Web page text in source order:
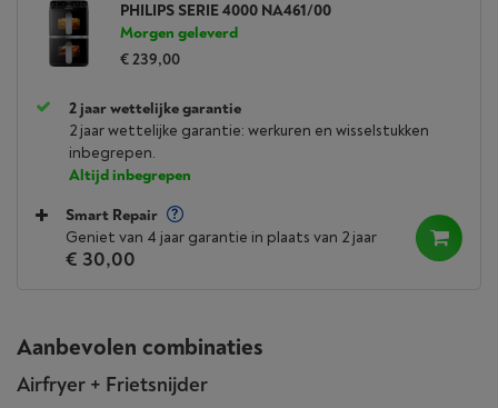
PHILIPS SERIE 4000 NA461/00
Morgen geleverd
€ 239,00
2 jaar wettelijke garantie
2 jaar wettelijke garantie: werkuren en wisselstukken
inbegrepen.
Altijd inbegrepen
Smart Repair
Geniet van 4 jaar garantie in plaats van 2 jaar
€ 30,00
Aanbevolen combinaties
Airfryer + Frietsnijder